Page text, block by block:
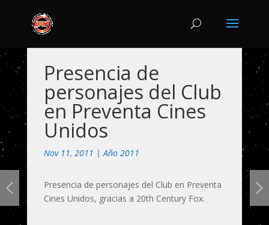
Presencia de
personajes del Club
en Preventa Cines
Unidos
Nov 11, 2011 |Año 2011
Presencia de personajes del Club en Preventa
Cines Unidos, gracias a 20th Century Fox.